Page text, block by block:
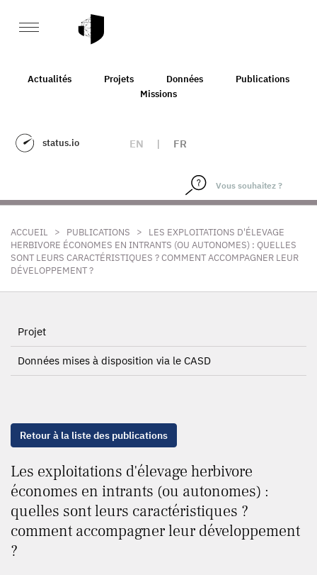
Actualités Projets Données
Publications
Missions
status.io EN | FR
ACCUEIL > PUBLICATIONS >
LES EXPLOITATIONS D'ÉLEVAGE
HERBIVORE ÉCONOMES EN INTRANTS (OU AUTONOMES) : QUELLES
SONT LEURS CARACTÉRISTIQUES ? COMMENT ACCOMPAGNER LEUR
DÉVELOPPEMENT ?
Projet
Données mises à disposition via le CASD
Retour à la liste des publications
Les exploitations d'élevage herbivore
économes en intrants (ou autonomes) :
quelles sont leurs caractéristiques ?
comment accompagner leur développement
?